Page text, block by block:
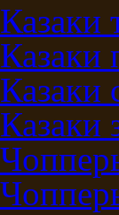
Казаки
Казаки
Казаки
Казаки